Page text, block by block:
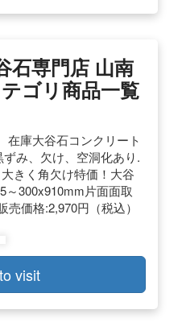
石専門店 山南
ゴリ商品一覧
在庫大谷石コンクリート
み、欠け、空洞化あり.
きく角欠け特価！大谷
～300x910mm片面面取
価格:2,970円（税込）
visit